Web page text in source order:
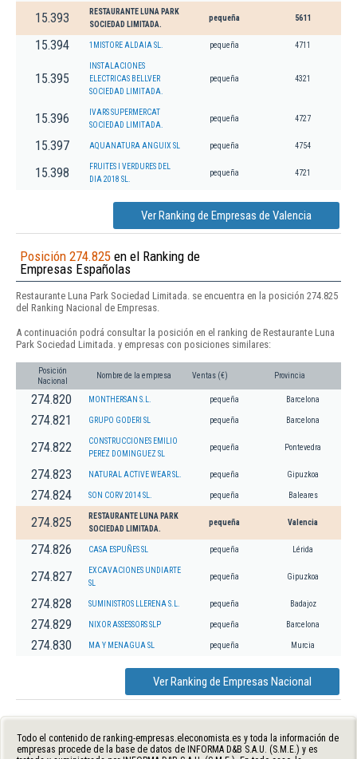
15.393
RESTAURANTE LUNA PARK
SOCIEDAD LIMITADA.
pequeña 5611
15.394 1MISTORE ALDAIA SL. pequeña 4711
15.395
INSTALACIONES
ELECTRICAS BELLVER
SOCIEDAD LIMITADA.
pequeña 4321
15.396
IVARS SUPERMERCAT
SOCIEDAD LIMITADA.
pequeña 4727
15.397 AQUANATURA ANGUIX SL pequeña 4754
15.398
FRUITES I VERDURES DEL
DIA 2018 SL.
pequeña 4721
Ver Ranking de Empresas de Valencia
Posición 274.825 en el Ranking de
Empresas Españolas
Restaurante Luna Park Sociedad Limitada. se encuentra en la posición 274.825
del Ranking Nacional de Empresas.
A continuación podrá consultar la posición en el ranking de Restaurante Luna
Park Sociedad Limitada. y empresas con posiciones similares:
Posición
Nacional
Nombre de la empresa Ventas (€) Provincia
274.820 MONTHERSAN S.L. pequeña Barcelona
274.821 GRUPO GODERI SL pequeña Barcelona
274.822
CONSTRUCCIONES EMILIO
PEREZ DOMINGUEZ SL
pequeña Pontevedra
274.823 NATURAL ACTIVE WEAR SL. pequeña Gipuzkoa
274.824 SON CORV 2014 SL. pequeña Baleares
274.825
RESTAURANTE LUNA PARK
SOCIEDAD LIMITADA.
pequeña Valencia
274.826 CASA ESPUÑES SL pequeña Lérida
274.827
EXCAVACIONES UNDIARTE
SL
pequeña Gipuzkoa
274.828 SUMINISTROS LLERENA S.L. pequeña Badajoz
274.829 NIXOR ASSESSORS SLP pequeña Barcelona
274.830 MA Y MENAGUA SL pequeña Murcia
Ver Ranking de Empresas Nacional
Todo el contenido de ranking-empresas.eleconomista.es y toda la información de
empresas procede de la base de datos de INFORMA D&B S.A.U. (S.M.E.) y es